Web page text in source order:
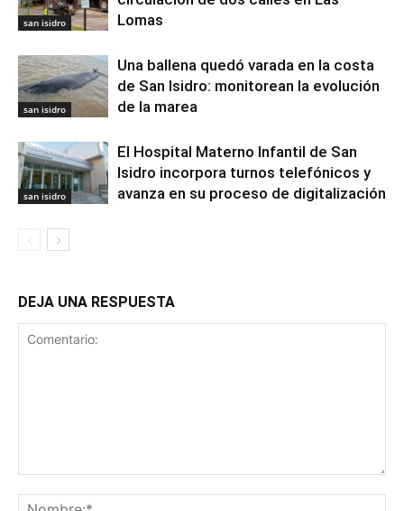
san isidro
Lomas
san isidro
Una ballena quedó varada en la costa
de San Isidro: monitorean la evolución
de la marea
san isidro
El Hospital Materno Infantil de San
Isidro incorpora turnos telefónicos y
avanza en su proceso de digitalización
DEJA UNA RESPUESTA